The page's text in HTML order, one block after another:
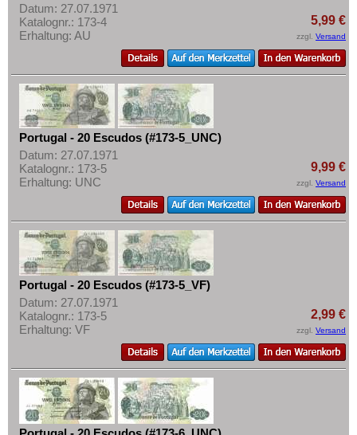
Datum: 27.07.1971
Katalognr.: 173-4
Erhaltung: AU
5,99 €
zzgl. Versand
Portugal - 20 Escudos (#173-5_UNC)
Datum: 27.07.1971
Katalognr.: 173-5
Erhaltung: UNC
9,99 €
zzgl. Versand
Portugal - 20 Escudos (#173-5_VF)
Datum: 27.07.1971
Katalognr.: 173-5
Erhaltung: VF
2,99 €
zzgl. Versand